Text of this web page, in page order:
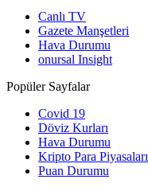
Canlı TV
Gazete Manşetleri
Hava Durumu
onursal Insight
Popüler Sayfalar
Covid 19
Döviz Kurları
Hava Durumu
Kripto Para Piyasaları
Puan Durumu